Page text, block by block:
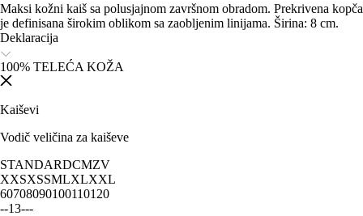
Maksi kožni kaiš sa polusjajnom završnom obradom. Prekrivena kopča
je definisana širokim oblikom sa zaobljenim linijama. Širina: 8 cm.
Deklaracija
100% TELEĆA KOŽA
Kaiševi
Vodič veličina za kaiševe
STANDARDCMZV
XXSXSSMLXLXXL
60708090100110120
--13---